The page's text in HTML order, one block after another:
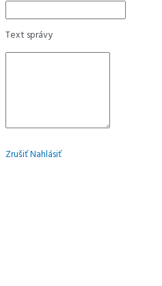
Text správy
ZrušiťNahlásiť